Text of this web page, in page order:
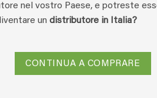
nel vostro Paese, e potreste
un distributore in Italia?
CONTINUA A COMPRARE
le molecole odorose nell’aria in
producendo quindi un miscuglio di